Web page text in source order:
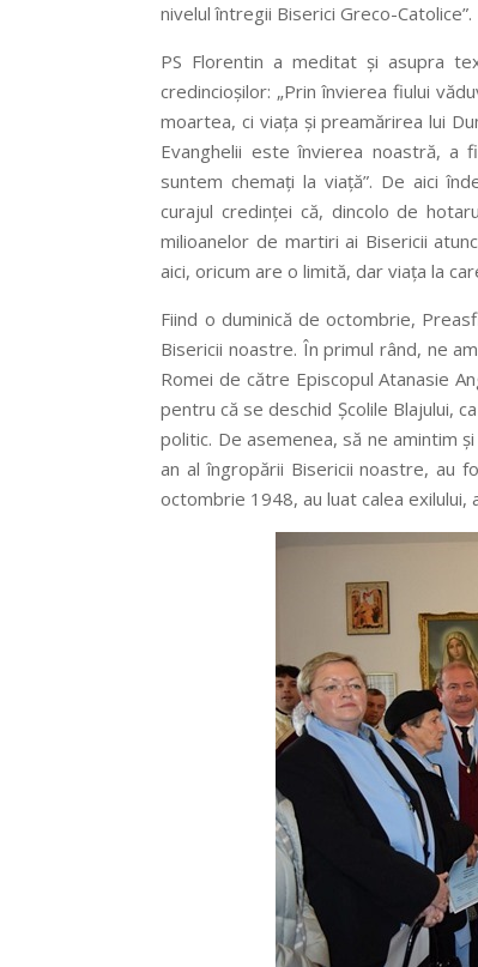
nivelul întregii Biserici Greco-Catolice”.
PS Florentin a meditat și asupra
credincioșilor: „Prin învierea fiului
moartea, ci viața și preamărirea lui
Evanghelii este învierea noastră, a
suntem chemați la viață”. De aici
curajul credinței că, dincolo de
milioanelor de martiri ai Bisericii
aici, oricum are o limită, dar viața la
Fiind o duminică de octombrie,
Bisericii noastre. În primul rând, ne
Romei de către Episcopul Atanasie
pentru că se deschid Școlile Blajului,
politic. De asemenea, să ne amintim
an al îngropării Bisericii noastre, au
octombrie 1948, au luat calea exilului,